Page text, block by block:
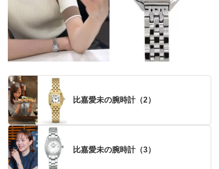
比嘉愛未の腕時計（2）
比嘉愛未の腕時計（3）